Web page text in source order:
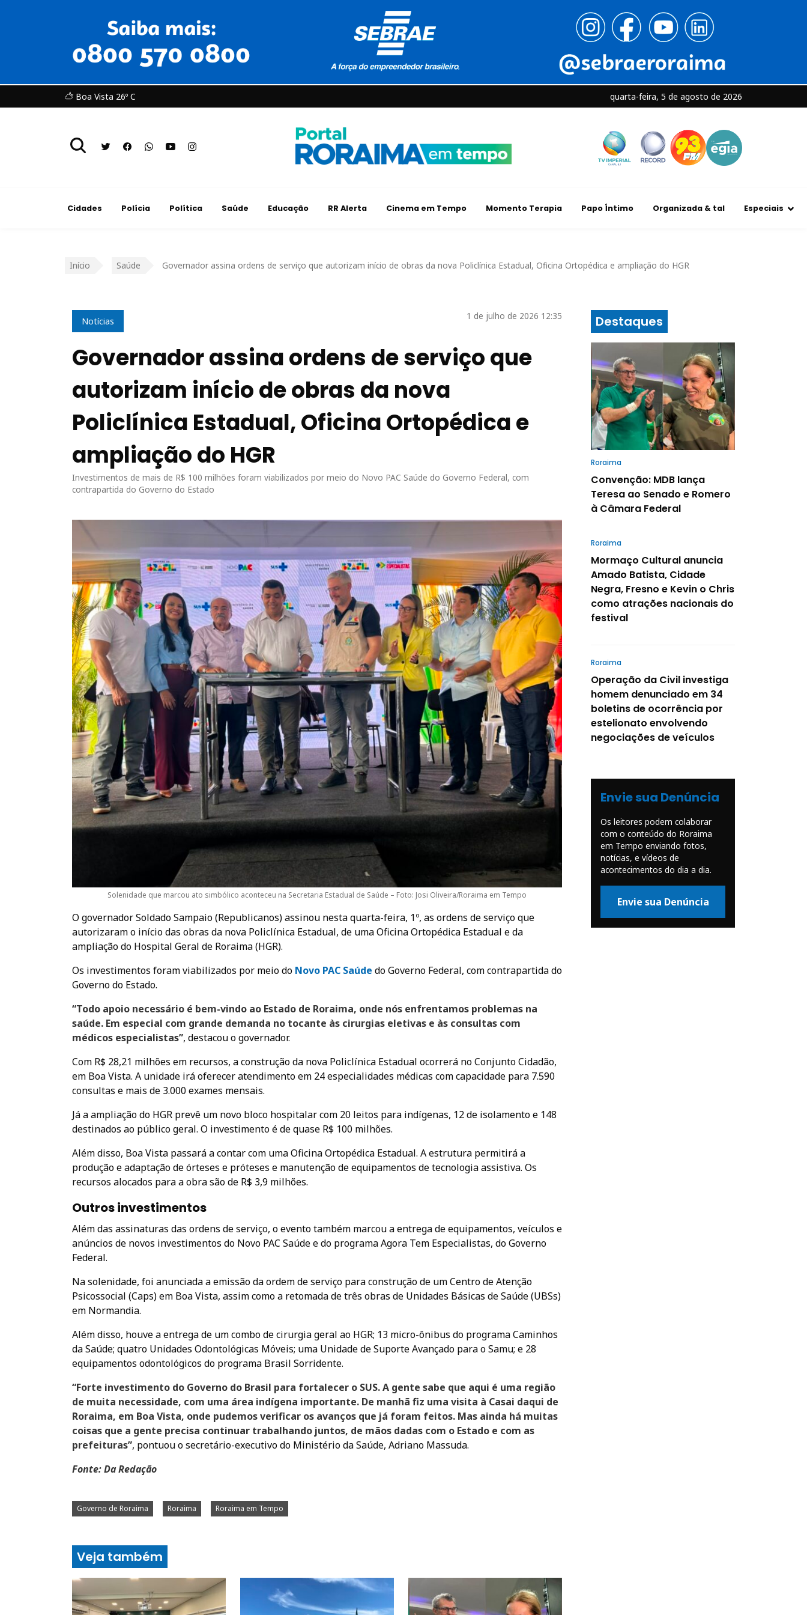
Boa Vista 26º C quarta-feira, 5 de agosto de 2026
Cidades Polícia Política Saúde Educação RR Alerta Cinema em Tempo Momento Terapia Papo Íntimo Organizada & tal Especiais
Início Saúde Governador assina ordens de serviço que autorizam início de obras da nova Policlínica Estadual, Oficina Ortopédica e ampliação do HGR
Notícias 1 de julho de 2026 12:35
Governador assina ordens de serviço que
autorizam início de obras da nova
Policlínica Estadual, Oficina Ortopédica e
ampliação do HGR
Investimentos de mais de R$ 100 milhões foram viabilizados por meio do Novo PAC Saúde do Governo Federal, com
contrapartida do Governo do Estado
Solenidade que marcou ato simbólico aconteceu na Secretaria Estadual de Saúde – Foto: Josi Oliveira/Roraima em Tempo
O governador Soldado Sampaio (Republicanos) assinou nesta quarta-feira, 1º, as ordens de serviço que
autorizaram o início das obras da nova Policlínica Estadual, de uma Oficina Ortopédica Estadual e da
ampliação do Hospital Geral de Roraima (HGR).
Os investimentos foram viabilizados por meio do Novo PAC Saúde do Governo Federal, com contrapartida do
Governo do Estado.
“Todo apoio necessário é bem-vindo ao Estado de Roraima, onde nós enfrentamos problemas na
saúde. Em especial com grande demanda no tocante às cirurgias eletivas e às consultas com
médicos especialistas”, destacou o governador.
Com R$ 28,21 milhões em recursos, a construção da nova Policlínica Estadual ocorrerá no Conjunto Cidadão,
em Boa Vista. A unidade irá oferecer atendimento em 24 especialidades médicas com capacidade para 7.590
consultas e mais de 3.000 exames mensais.
Já a ampliação do HGR prevê um novo bloco hospitalar com 20 leitos para indígenas, 12 de isolamento e 148
destinados ao público geral. O investimento é de quase R$ 100 milhões.
Além disso, Boa Vista passará a contar com uma Oficina Ortopédica Estadual. A estrutura permitirá a
produção e adaptação de órteses e próteses e manutenção de equipamentos de tecnologia assistiva. Os
recursos alocados para a obra são de R$ 3,9 milhões.
Outros investimentos
Além das assinaturas das ordens de serviço, o evento também marcou a entrega de equipamentos, veículos e
anúncios de novos investimentos do Novo PAC Saúde e do programa Agora Tem Especialistas, do Governo
Federal.
Na solenidade, foi anunciada a emissão da ordem de serviço para construção de um Centro de Atenção
Psicossocial (Caps) em Boa Vista, assim como a retomada de três obras de Unidades Básicas de Saúde (UBSs)
em Normandia.
Além disso, houve a entrega de um combo de cirurgia geral ao HGR; 13 micro-ônibus do programa Caminhos
da Saúde; quatro Unidades Odontológicas Móveis; uma Unidade de Suporte Avançado para o Samu; e 28
equipamentos odontológicos do programa Brasil Sorridente.
“Forte investimento do Governo do Brasil para fortalecer o SUS. A gente sabe que aqui é uma região
de muita necessidade, com uma área indígena importante. De manhã fiz uma visita à Casai daqui de
Roraima, em Boa Vista, onde pudemos verificar os avanços que já foram feitos. Mas ainda há muitas
coisas que a gente precisa continuar trabalhando juntos, de mãos dadas com o Estado e com as
prefeituras”, pontuou o secretário-executivo do Ministério da Saúde, Adriano Massuda.
Fonte: Da Redação
Governo de Roraima Roraima Roraima em Tempo
Veja também
Destaques
Roraima
Convenção: MDB lança
Teresa ao Senado e Romero
à Câmara Federal
Roraima
Mormaço Cultural anuncia
Amado Batista, Cidade
Negra, Fresno e Kevin o Chris
como atrações nacionais do
festival
Roraima
Operação da Civil investiga
homem denunciado em 34
boletins de ocorrência por
estelionato envolvendo
negociações de veículos
Envie sua Denúncia
Os leitores podem colaborar
com o conteúdo do Roraima
em Tempo enviando fotos,
notícias, e vídeos de
acontecimentos do dia a dia.
Envie sua Denúncia